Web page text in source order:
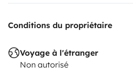
Conditions du propriétaire
Voyage à l'étranger
Non autorisé